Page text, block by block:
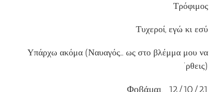
Τρόφιμος
Τυχεροί, εγώ κι εσύ
Υπάρχω ακόμα (Ναυαγός… ως στο βλέμμα μου να
‘ρθεις)
Φοβάμαι. 12/10/21